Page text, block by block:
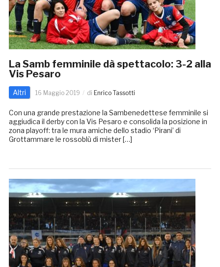
La Samb femminile dà spettacolo: 3-2 alla
Vis Pesaro
Altri 16 Maggio 2019 di Enrico Tassotti
Con una grande prestazione la Sambenedettese femminile si
aggiudica il derby con la Vis Pesaro e consolida la posizione in
zona playoff: tra le mura amiche dello stadio ‘Pirani’ di
Grottammare le rossoblù di mister […]